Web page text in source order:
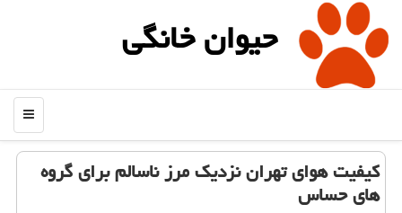
حیوان خانگی
منو
كیفیت هوای تهران نزدیك مرز ناسالم برای گروه
های حساس